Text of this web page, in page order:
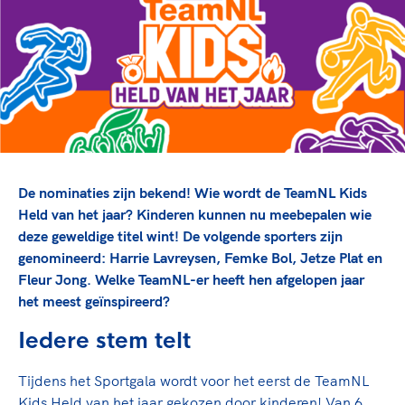
Sportonderzoek
Sportakkoord II
Game Changer
TeamNL kids
Nieuwspagina
Columns
Veilige en integere sport
Diversiteit en inclusie
Gezonde sportomgeving
Duurzaamheid
Bekwaam sportkader
Vitale clubs en bestuurlijk kader
Sportmatch
Clubacties
Handboek Wet- en Regelgeving
Opleidingen en trainingen
High5 Stappenplan
Ruimte voor sport
TeamNL Academie Kalender
Kennisaanbod TeamNL Experts
TeamNL Sport Science Centre
Paralympische Spelen LA28
Europese Spelen Istanbul 2027
Topsportbeleid
Topsportfinanciering
Maatschappelijke waarde topsport
De nominaties zijn bekend! Wie wordt de TeamNL Kids
Held van het jaar? Kinderen kunnen nu meebepalen wie
deze geweldige titel wint! De volgende sporters zijn
genomineerd: Harrie Lavreysen, Femke Bol, Jetze Plat en
Fleur Jong. Welke TeamNL-er heeft hen afgelopen jaar
het meest geïnspireerd?
Iedere stem telt
Tijdens het Sportgala wordt voor het eerst de TeamNL